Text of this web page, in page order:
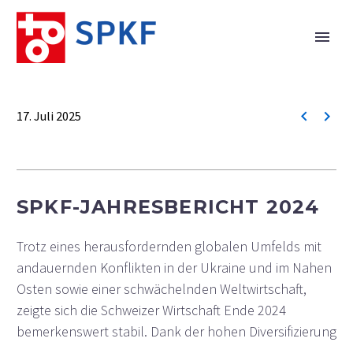
 
17. Juli 2025
SPKF-JAHRESBERICHT 2024
Trotz eines herausfordernden globalen Umfelds mit
andauernden Konflikten in der Ukraine und im Nahen
Osten sowie einer schwächelnden Weltwirtschaft,
zeigte sich die Schweizer Wirtschaft Ende 2024
bemerkenswert stabil. Dank der hohen Diversifizierung